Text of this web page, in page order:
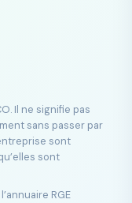
Il ne signifie pas
sans passer par
sont
sont
RGE